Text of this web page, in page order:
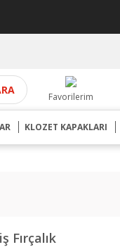
Favorilerim
KLOZET KAPAKLARI
Fırçalık